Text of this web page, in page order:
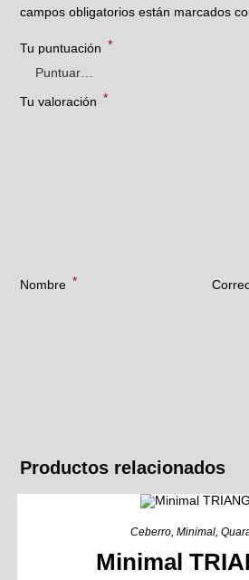
campos obligatorios están marcados
Tu puntuación *
Tu valoración *
Nombre *
Productos relacionados
Ceberro, Minimal,
Minimal